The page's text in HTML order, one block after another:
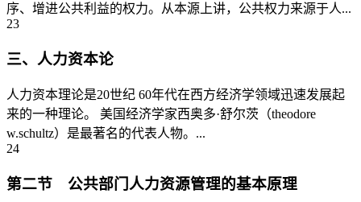
序、增进公共利益的权力。从本源上讲，公共权力来源于人...
23
三、人力资本论
人力资本理论是20世纪 60年代在西方经济学领域迅速发展起
来的一种理论。 美国经济学家西奥多·舒尔茨（theodore
w.schultz）是最著名的代表人物。...
24
第二节 公共部门人力资源管理的基本原理